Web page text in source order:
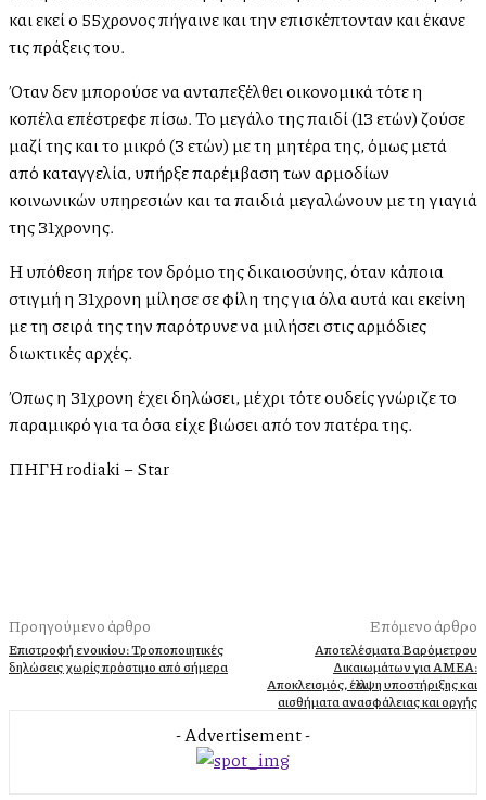
και εκεί ο 55χρονος πήγαινε και την επισκέπτονταν και έκανε
τις πράξεις του.
Όταν δεν μπορούσε να ανταπεξέλθει οικονομικά τότε η
κοπέλα επέστρεφε πίσω. Το μεγάλο της παιδί (13 ετών) ζούσε
μαζί της και το μικρό (3 ετών) με τη μητέρα της, όμως μετά
από καταγγελία, υπήρξε παρέμβαση των αρμοδίων
κοινωνικών υπηρεσιών και τα παιδιά μεγαλώνουν με τη γιαγιά
της 31χρονης.
Η υπόθεση πήρε τον δρόμο της δικαιοσύνης, όταν κάποια
στιγμή η 31χρονη μίλησε σε φίλη της για όλα αυτά και εκείνη
με τη σειρά της την παρότρυνε να μιλήσει στις αρμόδιες
διωκτικές αρχές.
Όπως η 31χρονη έχει δηλώσει, μέχρι τότε ουδείς γνώριζε το
παραμικρό για τα όσα είχε βιώσει από τον πατέρα της.
ΠΗΓΗ rodiaki – Star
Προηγούμενο άρθρο
Επιστροφή ενοικίου: Τροποποιητικές
δηλώσεις χωρίς πρόστιμο από σήμερα
Επόμενο άρθρο
Αποτελέσματα Βαρόμετρου
Δικαιωμάτων για ΑΜΕΑ:
Αποκλεισμός, έλλειψη υποστήριξης και
αισθήματα ανασφάλειας και οργής
- Advertisement -